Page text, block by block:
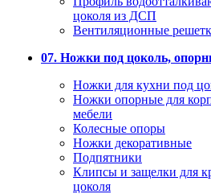
цоколя из ДСП
Вентиляционные
07. Ножки под цоколь,
Ножки для кухни под
Ножки опорные для
мебели
Колесные опоры
Ножки декоративные
Подпятники
Клипсы и защелки для
цоколя